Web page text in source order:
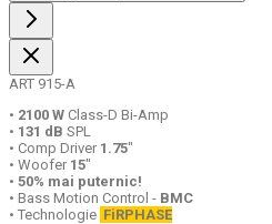
ART 915-A
• 2100 W Class-D Bi-Amp
• 131 dB SPL
• Comp Driver 1.75"
• Woofer 15"
• 50% mai puternic!
• Bass Motion Control - BMC
• Technologie FiRPHASE